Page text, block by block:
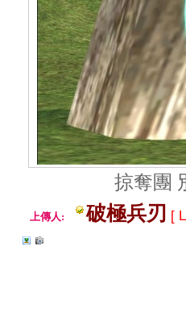
掠奪團
上傳人: 破極兵刃 [